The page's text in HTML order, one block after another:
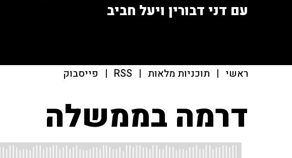
עם דני דבורין ויעל חביב
ראשי | תוכניות מלאות |
RSS
| פייסבוק
דרמה בממשלה